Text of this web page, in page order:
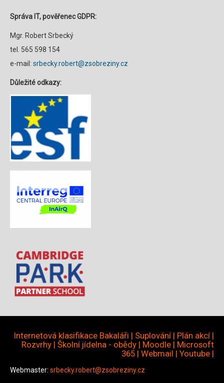
Správa IT, pověřenec GDPR:
Mgr. Robert Srbecký
tel. 565 598 154
e-mail: srbecky.robert@zsobreziny.cz
Důležité odkazy:
Internetová klasifikace Bakaláři | Suplování | Plán akcí |
Rozvrhy | Školní jídelna - obědy | Moodle | Microsoft
365 | Webmail | Youtube |
Webmaster: srbecky.robert@zsobreziny.cz